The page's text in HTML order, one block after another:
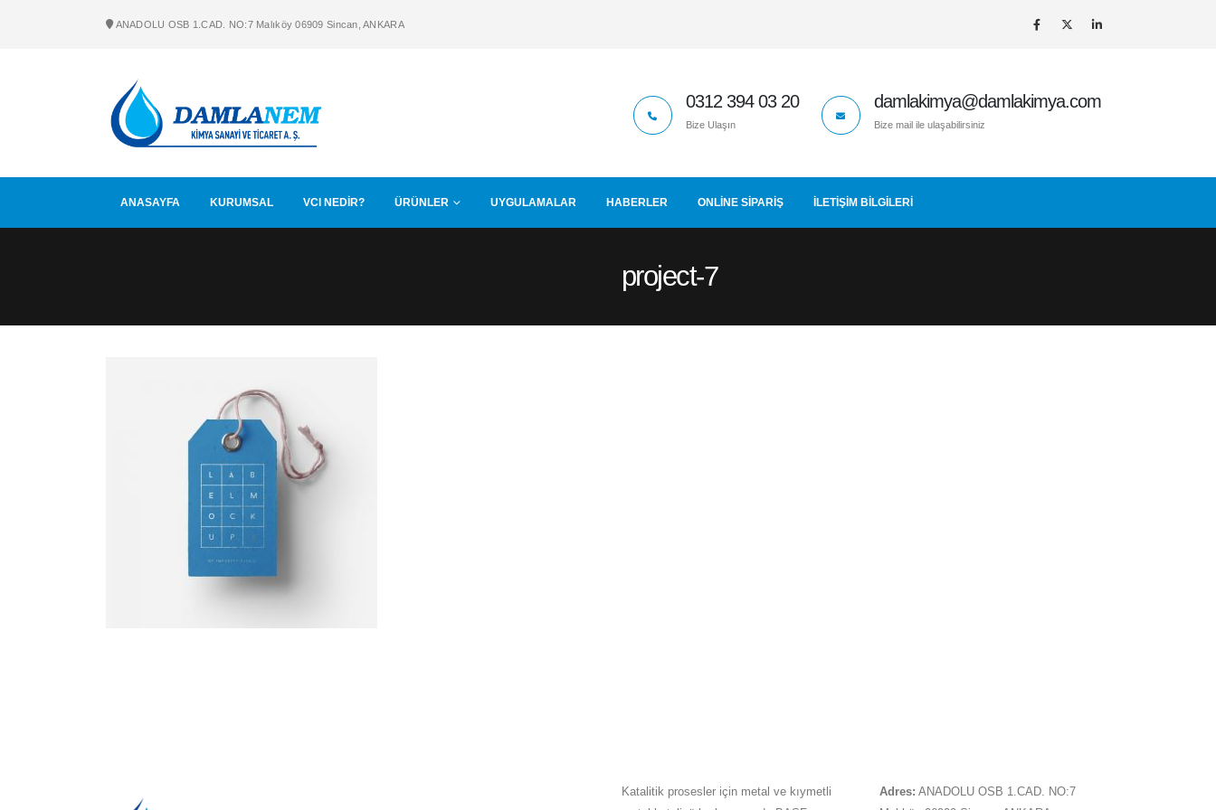
ANADOLU OSB 1.CAD. NO:7 Malıköy 06909 Sincan, ANKARA
0312 394 03 20
Bize Ulaşın
damlakimya@damlakimya.com
Bize mail ile ulaşabilirsiniz
ANASAYFA KURUMSAL VCI NEDİR? ÜRÜNLER UYGULAMALAR HABERLER ONLINE SIPARIŞ İLETIŞIM BİLGİLERİ
project-7
Katalitik prosesler için metal ve kıymetli
Adres: ANADOLU OSB 1.CAD. NO:7